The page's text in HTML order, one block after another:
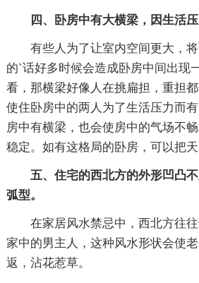
四、卧房中有大横梁，因生活
有些人为了让室内空间更大，
的`话好多时候会造成卧房中间出现
看，那横梁好像人在挑扁担，重担
使住卧房中的两人为了生活压力而
房中有横梁，也会使房中的气场不
稳定。如有这格局的卧房，可以把天
五、住宅的西北方的外形凹凸
弧型。
在家居风水禁忌中，西北方往
家中的男主人，这种风水形状会使
返，沾花惹草。